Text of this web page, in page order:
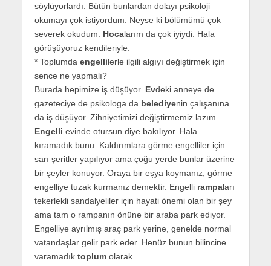
söylüyorlardı. Bütün bunlardan dolayı psikoloji
okumayı çok istiyordum. Neyse ki bölümümü çok
severek okudum. Hocalarım da çok iyiydi. Hala
görüşüyoruz kendileriyle.
* Toplumda engellilerle ilgili algıyı değiştirmek için
sence ne yapmalı?
Burada hepimize iş düşüyor. Evdeki anneye de
gazeteciye de psikologa da belediyenin çalışanına
da iş düşüyor. Zihniyetimizi değiştirmemiz lazım.
Engelli evinde otursun diye bakılıyor. Hala
kıramadık bunu. Kaldırımlara görme engelliler için
sarı şeritler yapılıyor ama çoğu yerde bunlar üzerine
bir şeyler konuyor. Oraya bir eşya koymanız, görme
engelliye tuzak kurmanız demektir. Engelli rampaları
tekerlekli sandalyeliler için hayati önemi olan bir şey
ama tam o rampanın önüne bir araba park ediyor.
Engelliye ayrılmış araç park yerine, genelde normal
vatandaşlar gelir park eder. Henüz bunun bilincine
varamadıktoplumolarak.